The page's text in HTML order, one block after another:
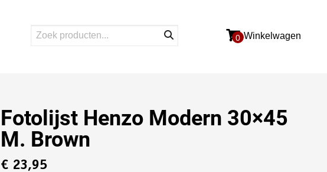
0 Winkelwagen
Fotolijst Henzo Modern 30×45
M. Brown
€23,95